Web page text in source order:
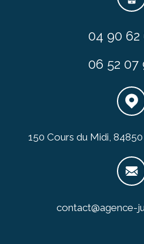
04 90 62
06 52 07
150 Cours du Midi,
contact@agence-